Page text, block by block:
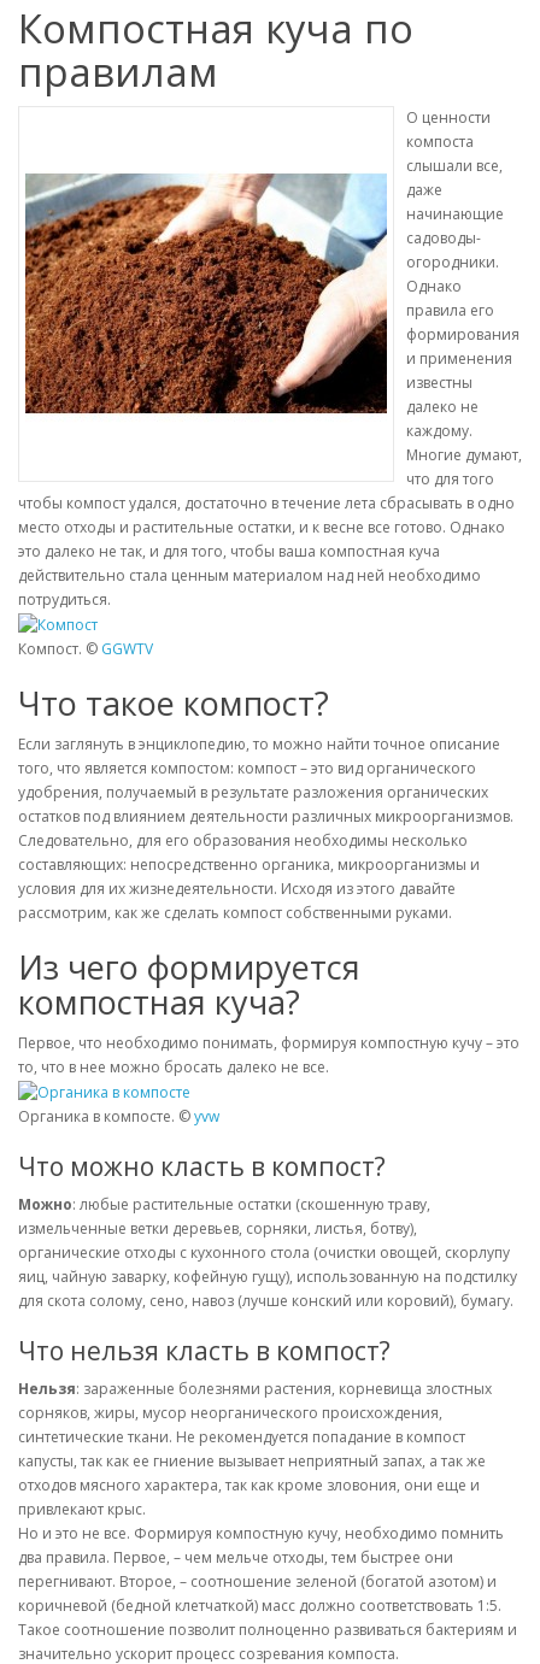
Компостная куча по
правилам
О ценности
компоста
слышали все,
даже
начинающие
садоводы-
огородники.
Однако
правила его
формирования
и применения
известны
далеко не
каждому.
Многие думают,
что для того
чтобы компост удался, достаточно в течение лета сбрасывать в одно
место отходы и растительные остатки, и к весне все готово. Однако
это далеко не так, и для того, чтобы ваша компостная куча
действительно стала ценным материалом над ней необходимо
потрудиться.
Компост. © GGWTV
Что такое компост?
Если заглянуть в энциклопедию, то можно найти точное описание
того, что является компостом: компост – это вид органического
удобрения, получаемый в результате разложения органических
остатков под влиянием деятельности различных микроорганизмов.
Следовательно, для его образования необходимы несколько
составляющих: непосредственно органика, микроорганизмы и
условия для их жизнедеятельности. Исходя из этого давайте
рассмотрим, как же сделать компост собственными руками.
Из чего формируется
компостная куча?
Первое, что необходимо понимать, формируя компостную кучу – это
то, что в нее можно бросать далеко не все.
Органика в компосте. ©yvw
Что можно класть в компост?
Можно: любые растительные остатки (скошенную траву,
измельченные ветки деревьев, сорняки, листья, ботву),
органические отходы с кухонного стола (очистки овощей, скорлупу
яиц, чайную заварку, кофейную гущу), использованную на подстилку
для скота солому, сено, навоз (лучше конский или коровий), бумагу.
Что нельзя класть в компост?
Нельзя: зараженные болезнями растения, корневища злостных
сорняков, жиры, мусор неорганического происхождения,
синтетические ткани. Не рекомендуется попадание в компост
капусты, так как ее гниение вызывает неприятный запах, а так же
отходов мясного характера, так как кроме зловония, они еще и
привлекают крыс.
Но и это не все. Формируя компостную кучу, необходимо помнить
два правила. Первое, – чем мельче отходы, тем быстрее они
перегнивают. Второе, – соотношение зеленой (богатой азотом) и
коричневой (бедной клетчаткой) масс должно соответствовать 1:5.
Такое соотношение позволит полноценно развиваться бактериям и
значительно ускорит процесс созревания компоста.